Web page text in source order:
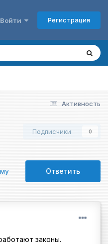
Регистрация
Активность
Подписчики 0
Ответить
законы.